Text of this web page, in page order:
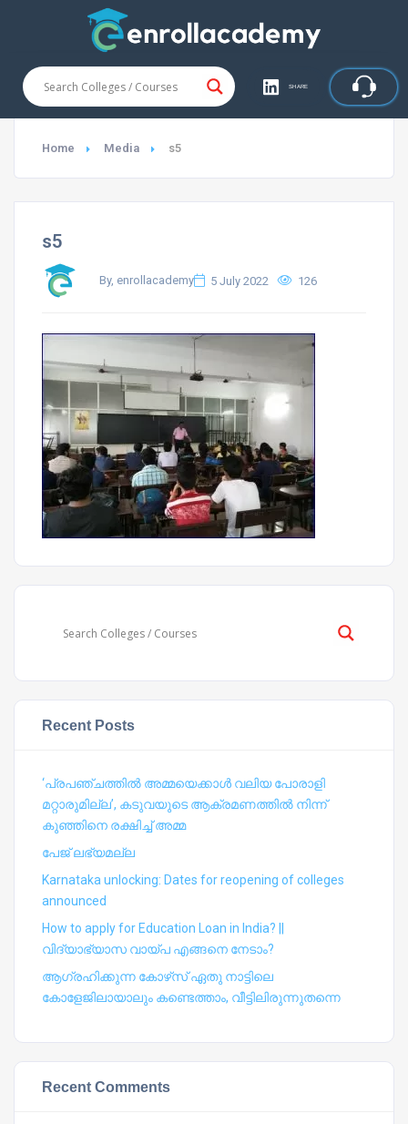
SHARE
Home Media s5
s5
By, enrollacademy 5 July 2022 126
Recent Posts
‘പ്രപഞ്ചത്തില്‍ അമ്മയെക്കാള്‍ വലിയ പോരാളി
മറ്റാരുമില്ല’, കടുവയുടെ ആക്രമണത്തില്‍ നിന്ന്
കുഞ്ഞിനെ രക്ഷിച്ച് അമ്മ
പേജ് ലഭ്യമല്ല
Karnataka unlocking: Dates for reopening of colleges
announced
How to apply for Education Loan in India? ||
വിദ്യാഭ്യാസ വായ്പ എങ്ങനെ നേടാം?
ആഗ്രഹിക്കുന്ന കോഴ്‍സ് ഏതു നാട്ടിലെ
കോളേജിലായാലും കണ്ടെത്താം, വീട്ടിലിരുന്നുതന്നെ
Recent Comments